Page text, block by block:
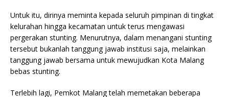
Untuk itu, dirinya meminta kepada seluruh pimpinan di tingkat
kelurahan hingga kecamatan untuk terus mengawasi
pergerakan stunting. Menurutnya, dalam menangani stunting
tersebut bukanlah tanggung jawab institusi saja, melainkan
tanggung jawab bersama untuk mewujudkan Kota Malang
bebas stunting.
Terlebih lagi, Pemkot Malang telah memetakan beberapa